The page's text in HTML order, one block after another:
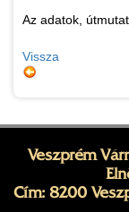
Az adatok,
Vissza
Veszprém
Cím: 8200